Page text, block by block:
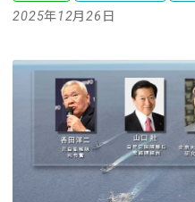
2025年12月26日